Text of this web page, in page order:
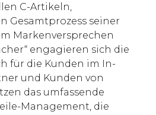
C-Artikeln,
Gesamtprozess seiner
Markenversprechen
engagieren sich die
für die Kunden im In-
und Kunden von
das umfassende
Management, die